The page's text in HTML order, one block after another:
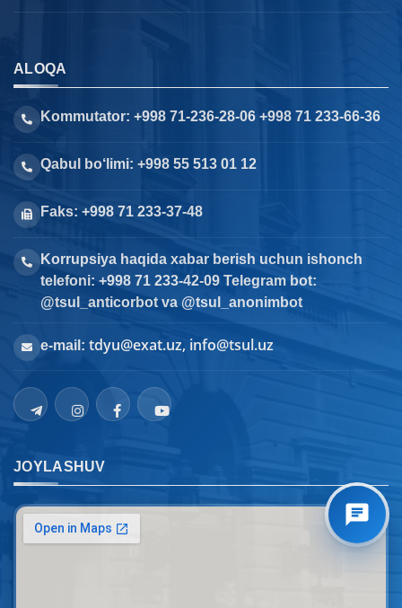
ALOQA
Kommutator: +998 71-236-28-06 +998 71 233-66-36
Qabul bo‘limi: +998 55 513 01 12
Faks: +998 71 233-37-48
Korrupsiya haqida xabar berish uchun ishonch
telefoni: +998 71 233-42-09 Telegram bot:
@tsul_anticorbot va @tsul_anonimbot
e-mail: tdyu@exat.uz, info@tsul.uz
JOYLASHUV